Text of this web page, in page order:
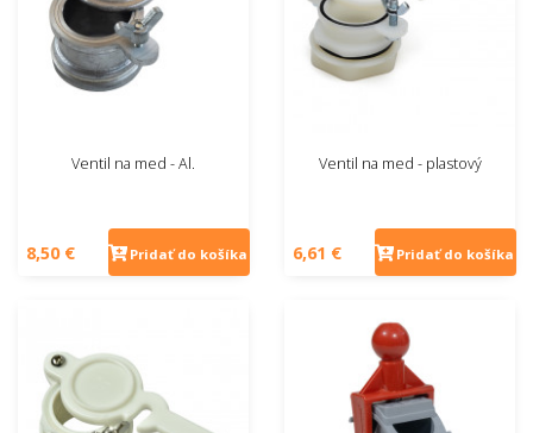
Ventil na med - Al.
8,50 € Pridať do košíka
Ventil na med - plastový
6,61 € Pridať do košíka